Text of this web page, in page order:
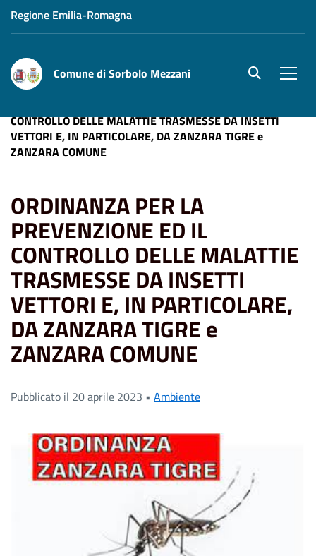
Regione Emilia-Romagna
Comune di Sorbolo Mezzani site.searc
CONTROLLO DELLE MALATTIE TRASMESSE DA INSETTI
VETTORI E, IN PARTICOLARE, DA ZANZARA TIGRE e
ZANZARA COMUNE
ORDINANZA PER LA
PREVENZIONE ED IL
CONTROLLO DELLE MALATTIE
TRASMESSE DA INSETTI
VETTORI E, IN PARTICOLARE,
DA ZANZARA TIGRE e
ZANZARA COMUNE
Pubblicato il 20 aprile 2023 • Ambiente